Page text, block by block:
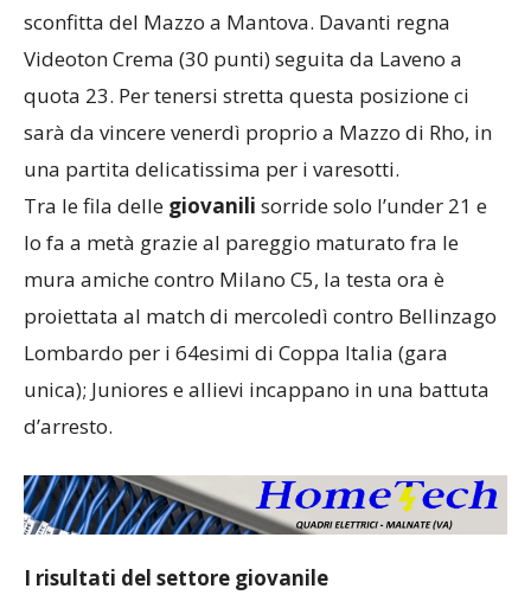
sconfitta del Mazzo a Mantova. Davanti regna
Videoton Crema (30 punti) seguita da Laveno a
quota 23. Per tenersi stretta questa posizione ci
sarà da vincere venerdì proprio a Mazzo di Rho, in
una partita delicatissima per i varesotti.
Tra le fila delle giovanili sorride solo l’under 21 e
lo fa a metà grazie al pareggio maturato fra le
mura amiche contro Milano C5, la testa ora è
proiettata al match di mercoledì contro Bellinzago
Lombardo per i 64esimi di Coppa Italia (gara
unica); Juniores e allievi incappano in una battuta
d’arresto.
I risultati del settore giovanile